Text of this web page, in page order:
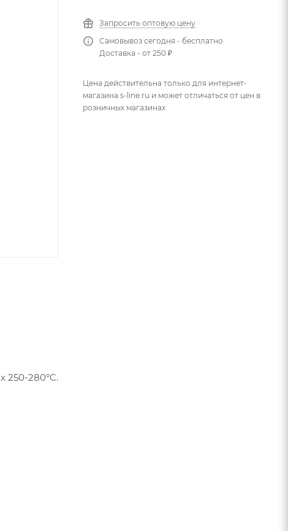
250-280°C.
Запросить оптовую цену
Самовывоз сегодня - бесплатно
Доставка - от 250 ₽
Цена действительна только для интернет-
магазина s-line.ru и может отличаться от цен в
розничных магазинах